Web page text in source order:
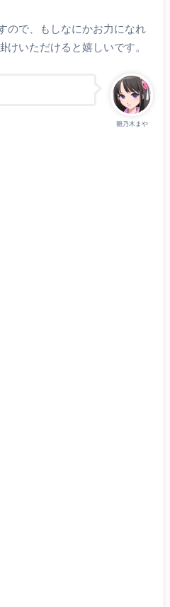
ので、もしなにかお力になれ
けいただけると嬉しいです。
雛乃木まや